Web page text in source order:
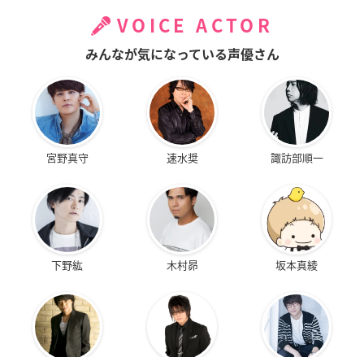
VOICE ACTOR
みんなが気になっている声優さん
宮野真守 速水奨 諏訪部順一
下野紘 木村昴 坂本真綾